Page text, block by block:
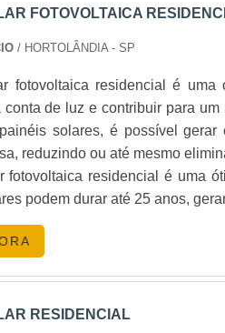
reduzir significativamente o
Fontes Alternativas de
DE ENERGIA
é essencial para garantir o
às suas necessidades.
(ROI) NA
varia de 3 a 7 anos para a
FOTOVOLTAICA
/ HORTOLÂNDIA - SP
fotovoltaica residencial é uma
conta de luz e contribuir para
solares, é possível
reduzindo ou até mesmo
fotovoltaica residencial é uma
podem durar até 25 anos,
RESIDENCIAL